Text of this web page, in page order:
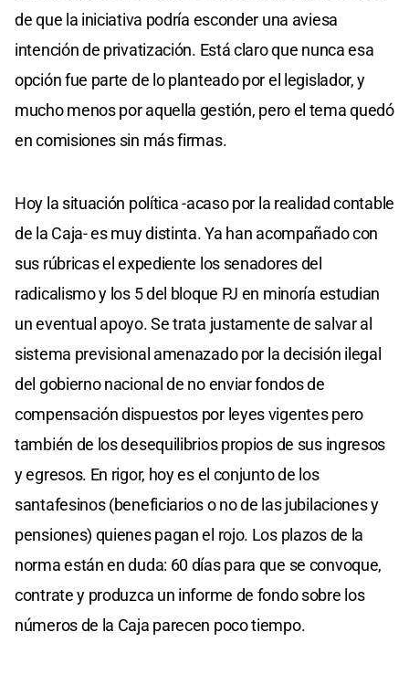
de que la iniciativa podría esconder una aviesa
intención de privatización. Está claro que nunca esa
opción fue parte de lo planteado por el legislador, y
mucho menos por aquella gestión, pero el tema quedó
en comisiones sin más firmas.
Hoy la situación política -acaso por la realidad contable
de la Caja- es muy distinta. Ya han acompañado con
sus rúbricas el expediente los senadores del
radicalismo y los 5 del bloque PJ en minoría estudian
un eventual apoyo. Se trata justamente de salvar al
sistema previsional amenazado por la decisión ilegal
del gobierno nacional de no enviar fondos de
compensación dispuestos por leyes vigentes pero
también de los desequilibrios propios de sus ingresos
y egresos. En rigor, hoy es el conjunto de los
santafesinos (beneficiarios o no de las jubilaciones y
pensiones) quienes pagan el rojo. Los plazos de la
norma están en duda: 60 días para que se convoque,
contrate y produzca un informe de fondo sobre los
números de la Caja parecen poco tiempo.